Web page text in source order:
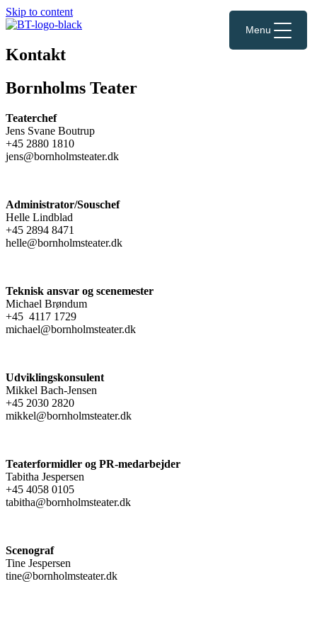
Skip to content
Menu
Kontakt
Bornholms Teater
Teaterchef
Jens Svane Boutrup
+45 2880 1810
jens@bornholmsteater.dk
Administrator/Souschef
Helle Lindblad
+45 2894 8471
helle@bornholmsteater.dk
Teknisk ansvar og scenemester
Michael Brøndum
+45 4117 1729
michael@bornholmsteater.dk
Udviklingskonsulent
Mikkel Bach-Jensen
+45 2030 2820
mikkel@bornholmsteater.dk
Teaterformidler og PR-medarbejder
Tabitha Jespersen
+45 4058 0105
tabitha@bornholmsteater.dk
Scenograf
Tine Jespersen
tine@bornholmsteater.dk